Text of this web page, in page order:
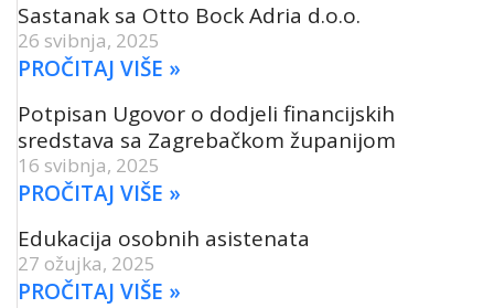
Sastanak sa Otto Bock Adria d.o.o.
26 svibnja, 2025
PROČITAJ VIŠE »
Potpisan Ugovor o dodjeli financijskih
sredstava sa Zagrebačkom županijom
16 svibnja, 2025
PROČITAJ VIŠE »
Edukacija osobnih asistenata
27 ožujka, 2025
PROČITAJ VIŠE »